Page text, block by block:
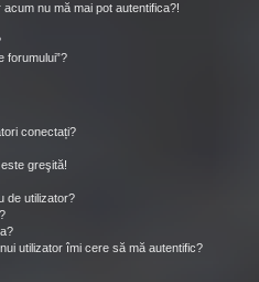
nu mă mai pot autentifica?!
forumului”?
conectați?
greşită!
de utilizator?
utilizator îmi cere să mă autentific?